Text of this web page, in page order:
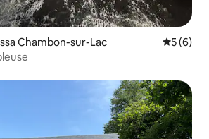
Chambon-sur-Lac
5 (6)